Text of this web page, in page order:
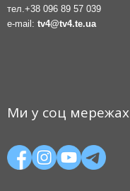
тел. +38 096 89 57 039
e-mail: tv4@tv4.te.ua
Ми у соц мережах